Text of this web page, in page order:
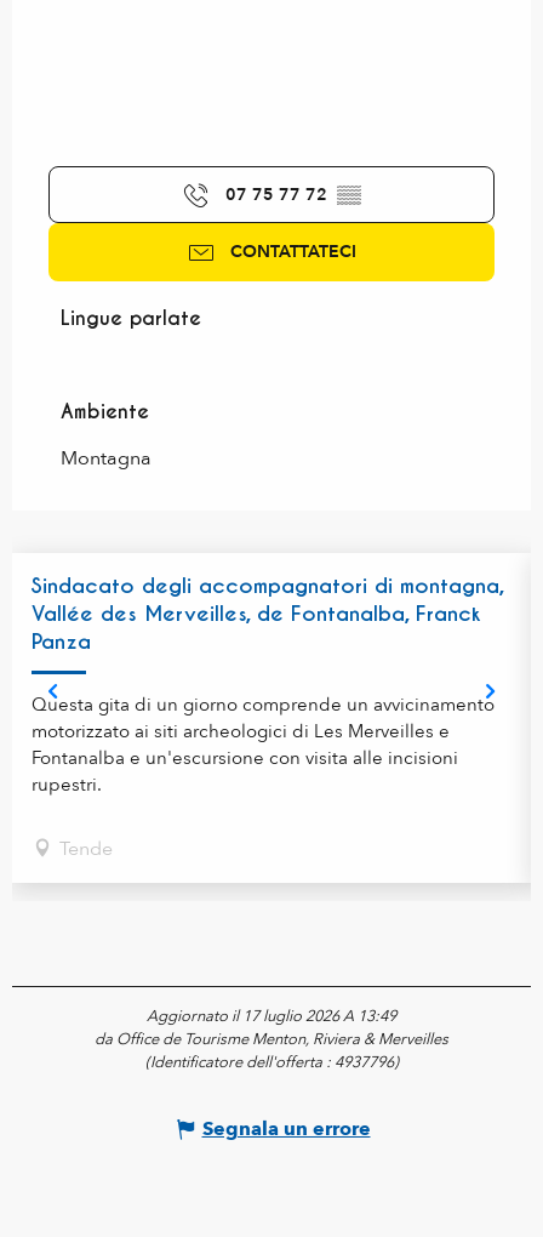
07 75 77 72 ▒▒
CONTATTATECI
Lingue parlate
Lingue parlate
Ambiente
Ambiente
Montagna
Sindacato degli accompagnatori di montagna,
Vallée des Merveilles, de Fontanalba, Franck
Panza
Questa gita di un giorno comprende un avvicinamento
motorizzato ai siti archeologici di Les Merveilles e
Fontanalba e un'escursione con visita alle incisioni
rupestri.
Tende
Aggiornato il 17 luglio 2026 A 13:49
da Office de Tourisme Menton, Riviera & Merveilles
(Identificatore dell'offerta : 4937796)
Segnala un errore